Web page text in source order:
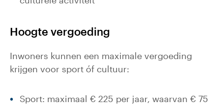
Hoogte vergoeding
Inwoners kunnen een maximale vergoeding
krijgen voor sport óf cultuur:
Sport: maximaal € 225 per jaar, waarvan € 75